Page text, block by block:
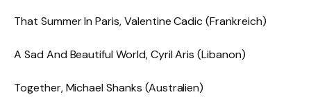
That Summer In Paris, Valentine Cadic (Frankreich)
A Sad And Beautiful World, Cyril Aris (Libanon)
Together, Michael Shanks (Australien)